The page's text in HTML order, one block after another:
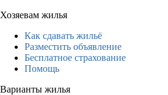
Хозяевам жилья
Как сдавать жильё
Разместить объявление
Бесплатное страхование
Помощь
Варианты жилья